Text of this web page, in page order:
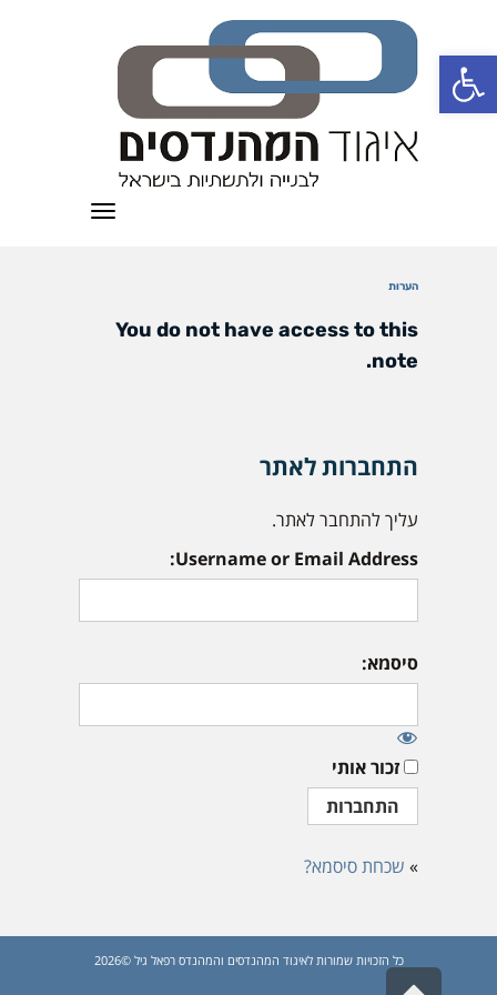
פתח סרגל נגישות
תפריט
הערות
You do not have access to this
note.
התחברות לאתר
עליך להתחבר לאתר.
Username or Email Address:
סיסמא:
זכור אותי
» שכחת סיסמא?
כל הזכויות שמורות לאיגוד המהנדסים והמהנדס רפאל גיל ©2026